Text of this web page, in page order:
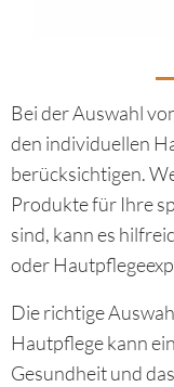
Bei der Auswahl
den individuellen
berücksichtigen.
Produkte für Ihre
sind, kann es
oder
Die richtige
Hautpflege kann
Gesundheit und